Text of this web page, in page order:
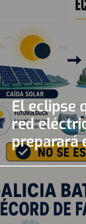
El eclipse
red
preparará
apagón